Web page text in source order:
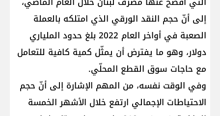
إلى أنّ حجم النقد الورقي الذي امتلكه بالعملة
الصعبة في أواخر العام 2022 بلغ حدود الملياري
دولار، وهو ما يفترض أن يمثّل كمية كافية للتعامل
مع حاجات سوق القطع المحلّي.
وفي الوقت نفسه، من المهم الإشارة إلى أنّ حجم
الاحتياطات الإجمالي ارتفع خلال الأشهر الخمسة